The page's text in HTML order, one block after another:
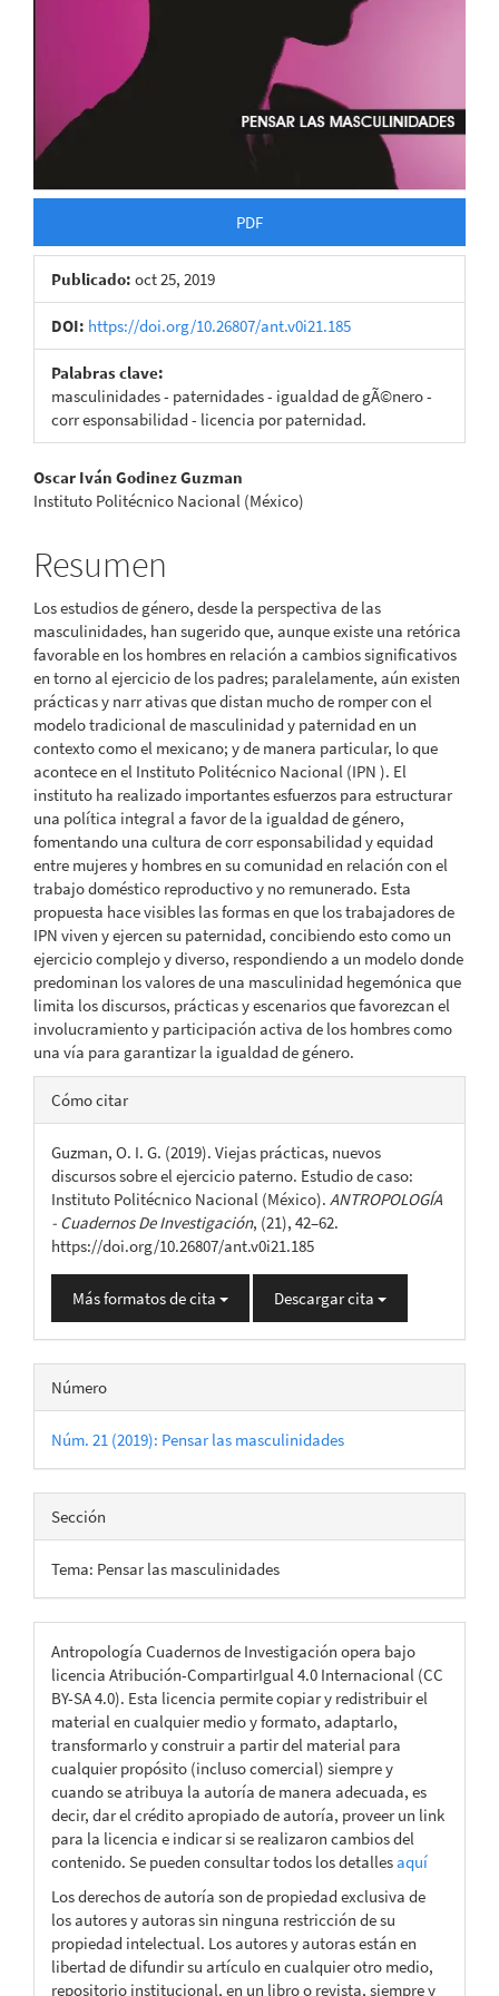
PDF
Publicado: oct 25, 2019
DOI: https://doi.org/10.26807/ant.v0i21.185
Palabras clave:
masculinidades - paternidades - igualdad de gÃ©nero -
corr esponsabilidad - licencia por paternidad.
Contenido
principal
del
artículo
Oscar Iván Godinez Guzman
Instituto Politécnico Nacional (México)
Resumen
Los estudios de género, desde la perspectiva de las
masculinidades, han sugerido que, aunque existe una retórica
favorable en los hombres en relación a cambios significativos
en torno al ejercicio de los padres; paralelamente, aún existen
prácticas y narr ativas que distan mucho de romper con el
modelo tradicional de masculinidad y paternidad en un
contexto como el mexicano; y de manera particular, lo que
acontece en el Instituto Politécnico Nacional (IPN ). El
instituto ha realizado importantes esfuerzos para estructurar
una política integral a favor de la igualdad de género,
fomentando una cultura de corr esponsabilidad y equidad
entre mujeres y hombres en su comunidad en relación con el
trabajo doméstico reproductivo y no remunerado. Esta
propuesta hace visibles las formas en que los trabajadores de
IPN viven y ejercen su paternidad, concibiendo esto como un
ejercicio complejo y diverso, respondiendo a un modelo donde
predominan los valores de una masculinidad hegemónica que
limita los discursos, prácticas y escenarios que favorezcan el
involucramiento y participación activa de los hombres como
una vía para garantizar la igualdad de género.
Detalles
del
artículo
Cómo citar
Guzman, O. I. G. (2019). Viejas prácticas, nuevos
discursos sobre el ejercicio paterno. Estudio de caso:
Instituto Politécnico Nacional (México). ANTROPOLOGÍA
- Cuadernos De Investigación, (21), 42–62.
https://doi.org/10.26807/ant.v0i21.185
Más formatos de cita Descargar cita
Número
Núm. 21 (2019): Pensar las masculinidades
Sección
Tema: Pensar las masculinidades
Antropología Cuadernos de Investigación opera bajo
licencia Atribución-CompartirIgual 4.0 Internacional (CC
BY-SA 4.0). Esta licencia permite copiar y redistribuir el
material en cualquier medio y formato, adaptarlo,
transformarlo y construir a partir del material para
cualquier propósito (incluso comercial) siempre y
cuando se atribuya la autoría de manera adecuada, es
decir, dar el crédito apropiado de autoría, proveer un link
para la licencia e indicar si se realizaron cambios del
contenido. Se pueden consultar todos los detallesaquí
Los derechos de autoría son de propiedad exclusiva de
los autores y autoras sin ninguna restricción de su
propiedad intelectual. Los autores y autoras están en
libertad de difundir su artículo en cualquier otro medio,
repositorio institucional, en un libro o revista, siempre y